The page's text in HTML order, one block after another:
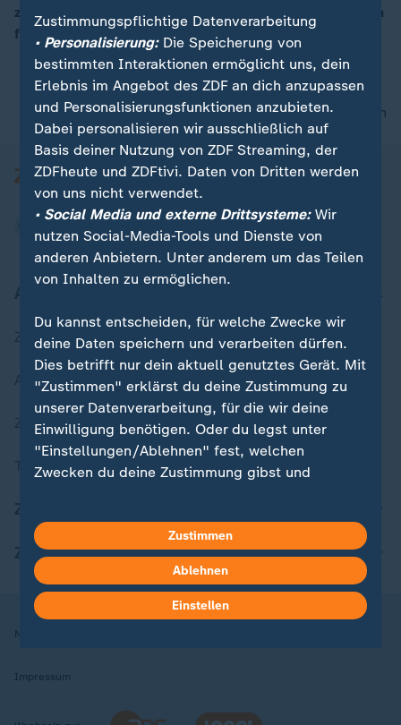
zurückkehrten, sprechen über die aktuellen Aussichten
für Rückkehrer und für den Wiederaufbau.
nach oben
Zuletzt veröffentlicht
Aktuelle Sendungs-Videos
ZDFheute Stories
Themen im Überblick
ZDFheute Apps
Nutzungsbedingungen
Impressum
Zustimmungspflichtige Datenverarbeitung
• Personalisierung:Die Speicherung von
bestimmten Interaktionen ermöglicht uns, dein
Erlebnis im Angebot des ZDF an dich anzupassen
und Personalisierungsfunktionen anzubieten.
Dabei personalisieren wir ausschließlich auf
Basis deiner Nutzung von ZDF Streaming, der
ZDFheute und ZDFtivi. Daten von Dritten werden
von uns nicht verwendet.
• Social Media und externe Drittsysteme:Wir
nutzen Social-Media-Tools und Dienste von
anderen Anbietern. Unter anderem um das Teilen
von Inhalten zu ermöglichen.
Du kannst entscheiden, für welche Zwecke wir
deine Daten speichern und verarbeiten dürfen.
Dies betrifft nur dein aktuell genutztes Gerät. Mit
"Zustimmen" erklärst du deine Zustimmung zu
unserer Datenverarbeitung, für die wir deine
Einwilligung benötigen. Oder du legst unter
"Einstellungen/Ablehnen" fest, welchen
Zwecken du deine Zustimmung gibst und
in deinen Einstellungen widerrufen oder ändern.
Hier findest du das Impressum.
Weitere Informationen findest du in unserer
Datenschutzerklärung.
Zustimmen
Ablehnen
Einstellen